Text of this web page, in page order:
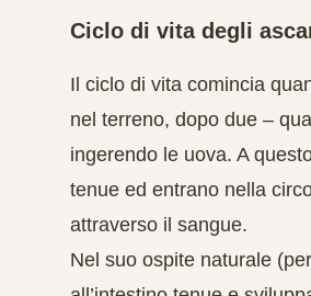
Ciclo di vita degli
Il ciclo di vita comincia
nel terreno, dopo due –
ingerendo le uova. A
tenue ed entrano nella
attraverso il sangue.
Nel suo ospite naturale